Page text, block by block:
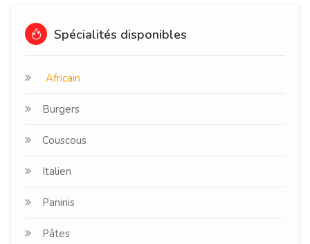
Spécialités disponibles
Africain
Burgers
Couscous
Italien
Paninis
Pâtes